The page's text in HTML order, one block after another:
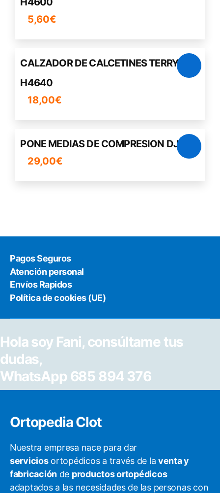
5,60€
CALZADOR DE CALCETINES TERRY
H4640
18,00€
PONE MEDIAS DE COMPRESION DJO
29,00€
Pagos Seguros
Atención personal
Envíos Rapidos
Política de cookies (UE)
Hola soy Fani, consúltame tus
dudas,
WhatsApp 685 894 376
Ortopedia Clot
Nuestra empresa nace para dar
serviciosortopédicos a través de laventa y
fabricación de productos ortopédicos
adaptados a las necesidades de las personas con